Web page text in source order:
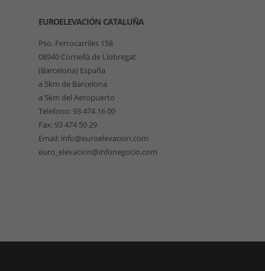
EUROELEVACIÓN CATALUÑA
Pso. Ferrocarriles 158
08940 Cornellà de Llobregat
(Barcelona) España
a 5km de Barcelona
a 5km del Aeropuerto
Telefono: 93 474 16 00
Fax: 93 474 50 29
Email: info@euroelevacion.com
euro_elevacion@infonegocio.com